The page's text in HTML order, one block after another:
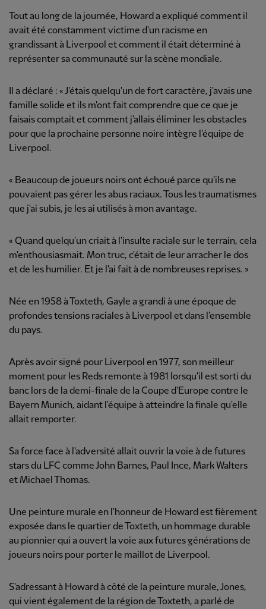
Tout au long de la journée, Howard a expliqué comment il
avait été constamment victime d'un racisme en
grandissant à Liverpool et comment il était déterminé à
représenter sa communauté sur la scène mondiale.
Il a déclaré : « J'étais quelqu'un de fort caractère, j'avais une
famille solide et ils m'ont fait comprendre que ce que je
faisais comptait et comment j'allais éliminer les obstacles
pour que la prochaine personne noire intègre l'équipe de
Liverpool.
« Beaucoup de joueurs noirs ont échoué parce qu'ils ne
pouvaient pas gérer les abus raciaux. Tous les traumatismes
que j'ai subis, je les ai utilisés à mon avantage.
« Quand quelqu'un criait à l'insulte raciale sur le terrain, cela
m'enthousiasmait. Mon truc, c'était de leur arracher le dos
et de les humilier. Et je l'ai fait à de nombreuses reprises. »
Née en 1958 à Toxteth, Gayle a grandi à une époque de
profondes tensions raciales à Liverpool et dans l'ensemble
du pays.
Après avoir signé pour Liverpool en 1977, son meilleur
moment pour les Reds remonte à 1981 lorsqu'il est sorti du
banc lors de la demi-finale de la Coupe d'Europe contre le
Bayern Munich, aidant l'équipe à atteindre la finale qu'elle
allait remporter.
Sa force face à l'adversité allait ouvrir la voie à de futures
stars du LFC comme John Barnes, Paul Ince, Mark Walters
et Michael Thomas.
Une peinture murale en l'honneur de Howard est fièrement
exposée dans le quartier de Toxteth, un hommage durable
au pionnier qui a ouvert la voie aux futures générations de
joueurs noirs pour porter le maillot de Liverpool.
S'adressant à Howard à côté de la peinture murale, Jones,
qui vient également de la région de Toxteth, a parlé de